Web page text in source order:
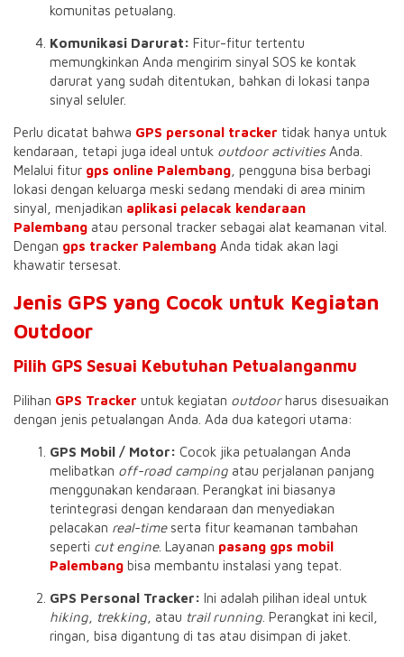
komunitas petualang.
Komunikasi Darurat: Fitur-fitur tertentu
memungkinkan Anda mengirim sinyal SOS ke kontak
darurat yang sudah ditentukan, bahkan di lokasi tanpa
sinyal seluler.
Perlu dicatat bahwa GPS personal tracker tidak hanya untuk
kendaraan, tetapi juga ideal untuk outdoor activitiesAnda.
Melalui fitur gps online Palembang , pengguna bisa berbagi
lokasi dengan keluarga meski sedang mendaki di area minim
sinyal, menjadikan aplikasi pelacak kendaraan
Palembang atau personal tracker sebagai alat keamanan vital.
Dengan gps tracker Palembang Anda tidak akan lagi
khawatir tersesat.
Jenis GPS yang Cocok untuk Kegiatan
Outdoor
Pilih GPS Sesuai Kebutuhan Petualanganmu
Pilihan GPS Tracker untuk kegiatan outdoorharus disesuaikan
dengan jenis petualangan Anda. Ada dua kategori utama:
GPS Mobil / Motor: Cocok jika petualangan Anda
melibatkan off-road camping atau perjalanan panjang
menggunakan kendaraan. Perangkat ini biasanya
terintegrasi dengan kendaraan dan menyediakan
pelacakan real-timeserta fitur keamanan tambahan
seperti cut engine. Layanan pasang gps mobil
Palembang bisa membantu instalasi yang tepat.
GPS Personal Tracker: Ini adalah pilihan ideal untuk
hiking
trekking , atau trail running . Perangkat ini kecil,
ringan, bisa digantung di tas atau disimpan di jaket.